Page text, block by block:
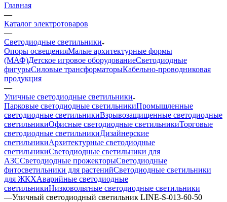
Главная
—
Каталог электротоваров
—
Светодиодные светильники
Опоры освещенияМалые архитектурные формы
(МАФ)Детское игровое оборудованиеСветодиодные
фигурыСиловые трансформаторыКабельно-проводниковая
продукция
—
Уличные светодиодные светильники
Парковые светодиодные светильникиПромышленные
светодиодные светильникиВзрывозащищенные светодиодные
светильникиОфисные светодиодные светильникиТорговые
светодиодные светильникиДизайнерские
светильникиАрхитектурные светодиодные
светильникиСветодиодные светильники для
АЗССветодиодные прожекторыСветодиодные
фитосветильники для растенийСветодиодные светильники
для ЖКХАварийные светодиодные
светильникиНизковольтные светодиодные светильники
—Уличный светодиодный светильник LINE-S-013-60-50